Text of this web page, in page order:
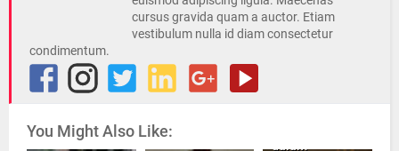
cursus gravida quam a auctor. Etiam
vestibulum nulla id diam consectetur
condimentum.
You Might Also Like:
Kemenparekraf